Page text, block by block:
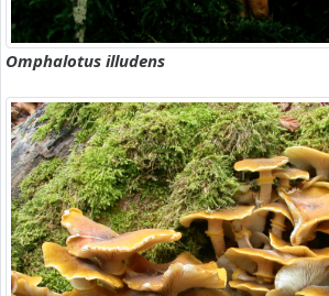
Omphalotus illudens